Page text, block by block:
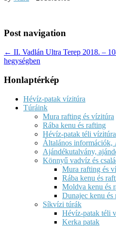
Post navigation
← II. Vadlán Ultra Terep 2018. –
hegységben
Honlaptérkép
Hévíz-patak vízitúra
Túráink
Mura rafting és vízitúra
Rába kenu és rafting
Hévíz-patak téli vízitúra
Általános információk,
Ajándékutalvány,
Könnyű vadvíz és
Mura rafting és
Rába kenu és
Moldva kenu és
Dunajec kenu és
Síkvízi túrák
Hévíz-patak téli
Kerka patak